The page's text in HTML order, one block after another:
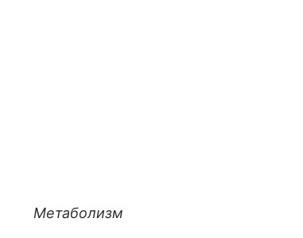
Метаболизм